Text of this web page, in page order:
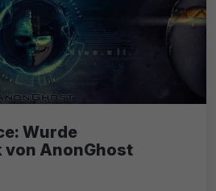
Wurde
von AnonGhost